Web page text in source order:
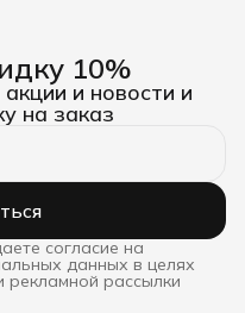
10%
и новости и
на заказ
согласие на
данных в целях
рассылки